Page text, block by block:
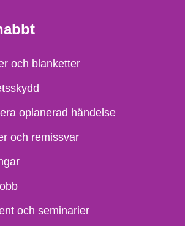
och blanketter
oplanerad händelse
och remissvar
och seminarier